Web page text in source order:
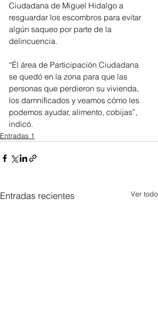
Ciudadana de Miguel Hidalgo a
resguardar los escombros para evitar
algún saqueo por parte de la
delincuencia.
“Él área de Participación Ciudadana
se quedó en la zona para que las
personas que perdieron su vivienda,
los damnificados y veamos cómo les
podemos ayudar, alimento, cobijas”,
indicó.
Entradas 1
Entradas recientes Ver todo